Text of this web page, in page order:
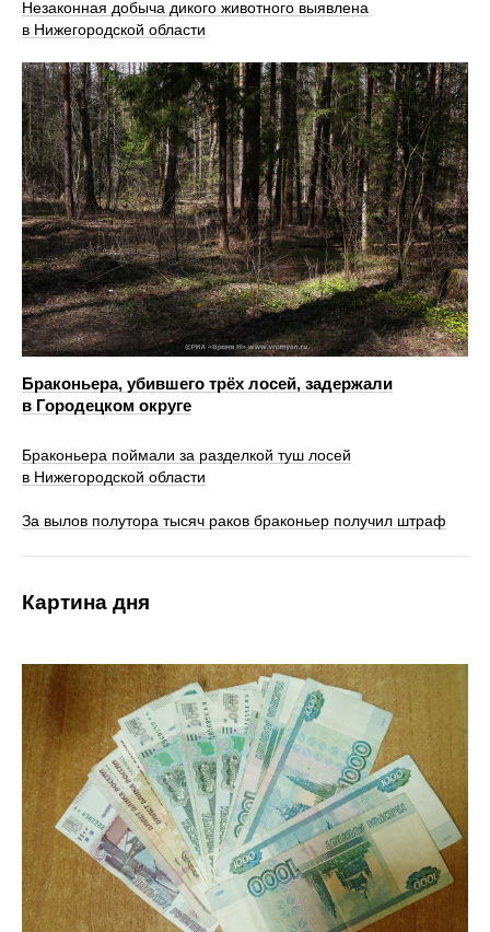
Незаконная добыча дикого животного выявлена
в Нижегородской области
Браконьера, убившего трёх лосей, задержали
в Городецком округе
Браконьера поймали за разделкой туш лосей
в Нижегородской области
За вылов полутора тысяч раков браконьер получил штраф
Картина дня